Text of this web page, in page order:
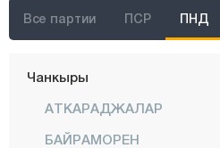
Все партии ПСР ПНД
Чанаккале
Чанкыры
АТКАРАДЖАЛАР
БАЙРАМОРЕН